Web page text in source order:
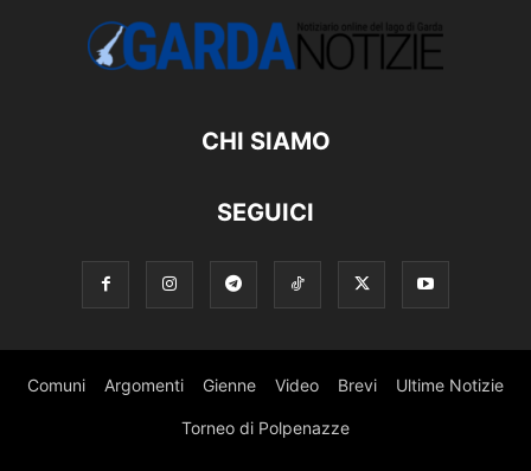
CHI SIAMO
SEGUICI
Comuni Argomenti Gienne Video Brevi Ultime Notizie
Torneo di Polpenazze